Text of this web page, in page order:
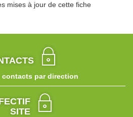
mises à jour de cette fiche
contacts par direction
SITE